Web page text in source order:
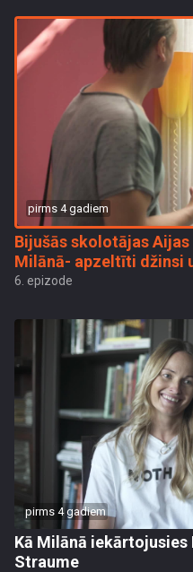
pirms 4 gadiem
Bijušās skolotājas
Milānā- apzeltīti džinsi
6. epizode
pirms 4 gadiem
Kā Milānā iekārtojusies
Straume